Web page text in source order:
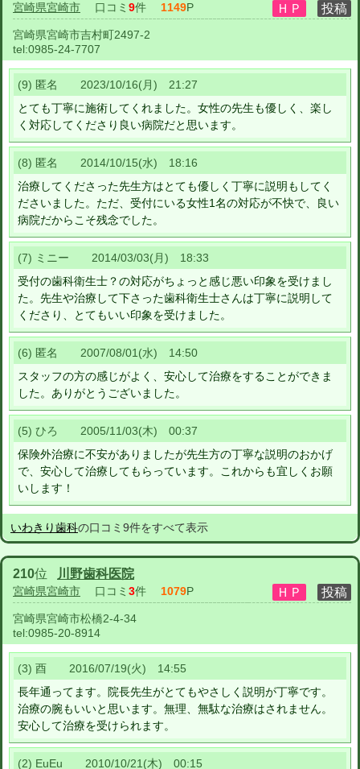
宮崎県宮崎市 口コミ 9件 1149P
宮崎県宮崎市吉村町2497-2
tel:0985-24-7707
(9) 匿名 2023/10/16(月) 21:27
とても丁寧に施術してくれました。女性の先生も優しく、楽し
く対応してくださり良い病院だと思います。
(8) 匿名 2014/10/15(水) 18:16
治療してくださった先生方はとても優しく丁寧に説明もしてく
ださいました。ただ、受付にいる女性1名の対応が不快で、良い
病院だからこそ残念でした。
(7) ミニー 2014/03/03(月) 18:33
受付の歯科衛生士？の対応がちょっと感じ悪い印象を受けまし
た。先生や治療して下さった歯科衛生士さんは丁寧に説明して
くださり、とてもいい印象を受けました。
(6) 匿名 2007/08/01(水) 14:50
スタッフの方の感じがよく、安心して治療をすることができま
した。ありがとうございました。
(5) ひろ 2005/11/03(木) 00:37
保険外治療に不安がありましたが先生方の丁寧な説明のおかげ
で、安心して治療してもらっています。これからも宜しくお願
いします！
いわきり歯科の口コミ9件をすべて表示
210位 川野歯科医院
宮崎県宮崎市 口コミ 3件 1079P
宮崎県宮崎市松橋2-4-34
tel:0985-20-8914
(3) 酉 2016/07/19(火) 14:55
長年通ってます。院長先生がとてもやさしく説明が丁寧です。
治療の腕もいいと思います。無理、無駄な治療はされません。
安心して治療を受けられます。
(2) EuEu 2010/10/21(木) 00:15